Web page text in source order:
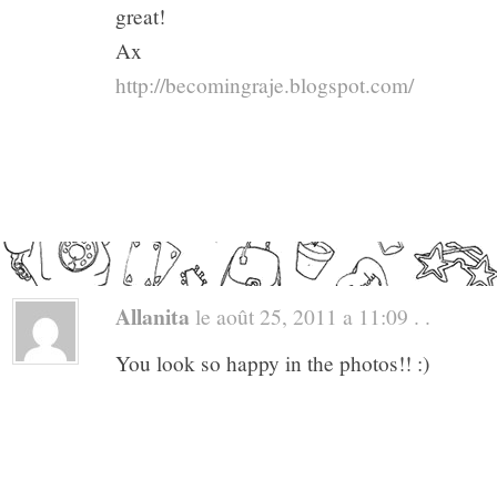
great!
Ax
http://becomingraje.blogspot.com/
Allanita le août 25, 2011 a 11:09 . .
You look so happy in the photos!! :)